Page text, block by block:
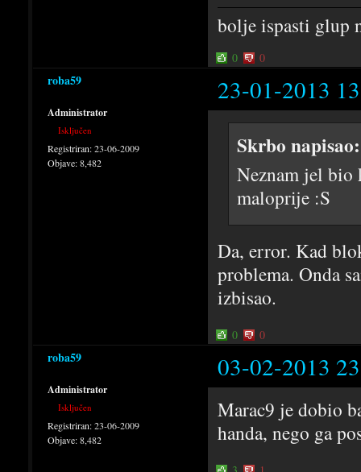
bolje ispasti glup
0 0
roba59 23-01-2013
Administrator
Isključen
Registriran:23-06-2009
Objave:8,482
Skrbo napisao:
Neznam jel bio
maloprije :S
Da, error. Kad
problema. Onda
izbisao.
0 0
roba59 03-02-2013
Administrator
Isključen
Registriran:23-06-2009
Objave:8,482
Marac9 je dobio
handa, nego ga